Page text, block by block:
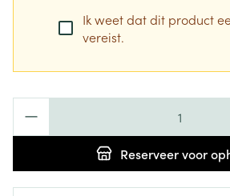
Ik weet dat dit product
vereist.
Reserveervoor